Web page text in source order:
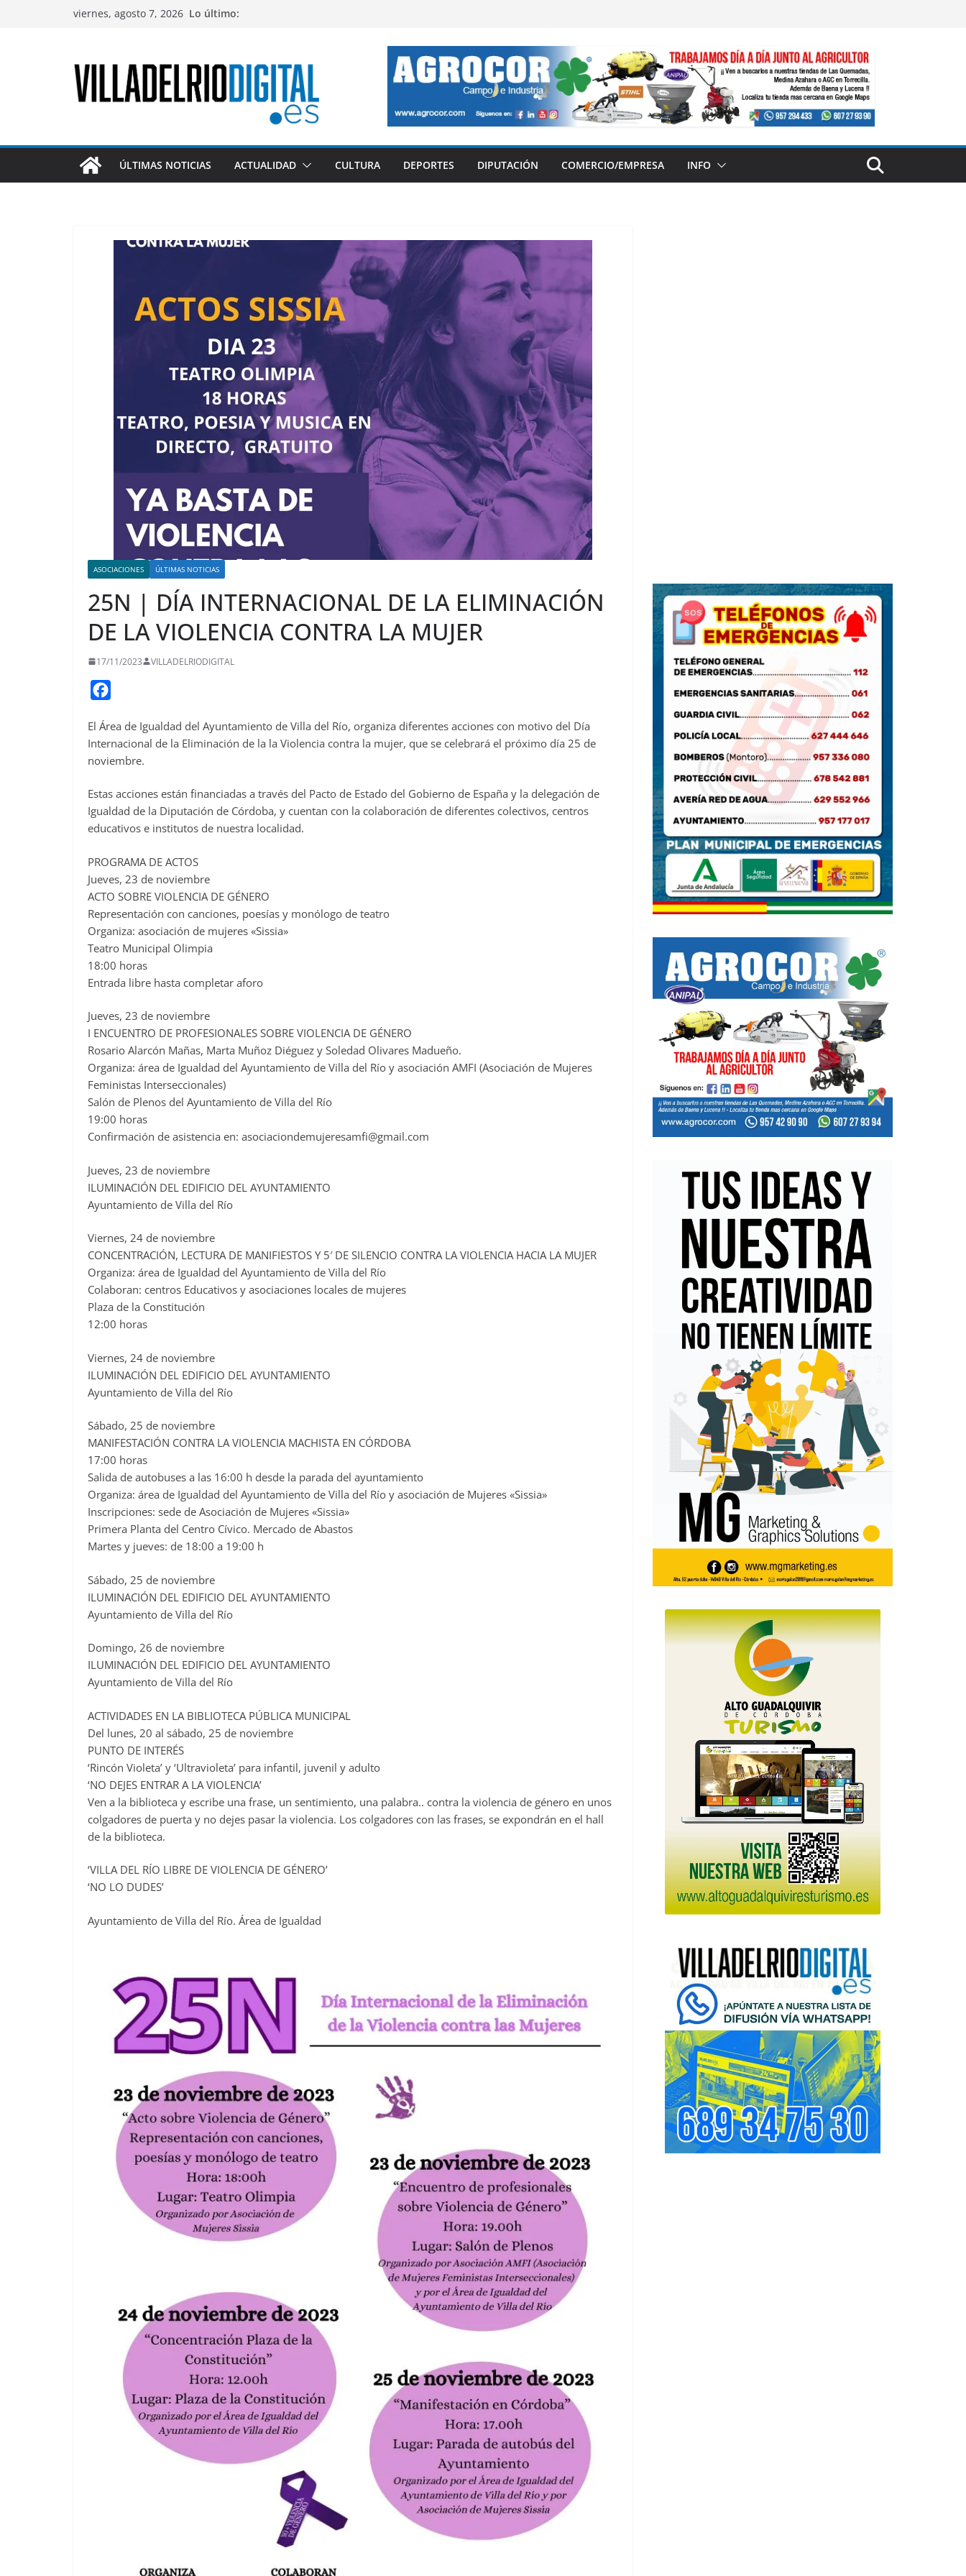
viernes, agosto 7, 2026 Lo último:
ÚLTIMAS NOTICIAS ACTUALIDAD CULTURA DEPORTES DIPUTACIÓN COMERCIO/EMPRESA INFO
ASOCIACIONES ÚLTIMAS NOTICIAS
25N | DÍA INTERNACIONAL DE LA ELIMINACIÓN
DE LA VIOLENCIA CONTRA LA MUJER
17/11/2023 VILLADELRIODIGITAL
c
e
o
o
k
El Área de Igualdad del Ayuntamiento de Villa del Río, organiza diferentes acciones con motivo del Día
Internacional de la Eliminación de la la Violencia contra la mujer, que se celebrará el próximo día 25 de
noviembre.
Estas acciones están financiadas a través del Pacto de Estado del Gobierno de España y la delegación de
Igualdad de la Diputación de Córdoba, y cuentan con la colaboración de diferentes colectivos, centros
educativos e institutos de nuestra localidad.
PROGRAMA DE ACTOS
Jueves, 23 de noviembre
ACTO SOBRE VIOLENCIA DE GÉNERO
Representación con canciones, poesías y monólogo de teatro
Organiza: asociación de mujeres «Sissia»
Teatro Municipal Olimpia
18:00 horas
Entrada libre hasta completar aforo
Jueves, 23 de noviembre
I ENCUENTRO DE PROFESIONALES SOBRE VIOLENCIA DE GÉNERO
Rosario Alarcón Mañas, Marta Muñoz Diéguez y Soledad Olivares Madueño.
Organiza: área de Igualdad del Ayuntamiento de Villa del Río y asociación AMFI (Asociación de Mujeres
Feministas Interseccionales)
Salón de Plenos del Ayuntamiento de Villa del Río
19:00 horas
Confirmación de asistencia en: asociaciondemujeresamfi@gmail.com
Jueves, 23 de noviembre
ILUMINACIÓN DEL EDIFICIO DEL AYUNTAMIENTO
Ayuntamiento de Villa del Río
Viernes, 24 de noviembre
CONCENTRACIÓN, LECTURA DE MANIFIESTOS Y 5′ DE SILENCIO CONTRA LA VIOLENCIA HACIA LA MUJER
Organiza: área de Igualdad del Ayuntamiento de Villa del Río
Colaboran: centros Educativos y asociaciones locales de mujeres
Plaza de la Constitución
12:00 horas
Viernes, 24 de noviembre
ILUMINACIÓN DEL EDIFICIO DEL AYUNTAMIENTO
Ayuntamiento de Villa del Río
Sábado, 25 de noviembre
MANIFESTACIÓN CONTRA LA VIOLENCIA MACHISTA EN CÓRDOBA
17:00 horas
Salida de autobuses a las 16:00 h desde la parada del ayuntamiento
Organiza: área de Igualdad del Ayuntamiento de Villa del Río y asociación de Mujeres «Sissia»
Inscripciones: sede de Asociación de Mujeres «Sissia»
Primera Planta del Centro Cívico. Mercado de Abastos
Martes y jueves: de 18:00 a 19:00 h
Sábado, 25 de noviembre
ILUMINACIÓN DEL EDIFICIO DEL AYUNTAMIENTO
Ayuntamiento de Villa del Río
Domingo, 26 de noviembre
ILUMINACIÓN DEL EDIFICIO DEL AYUNTAMIENTO
Ayuntamiento de Villa del Río
ACTIVIDADES EN LA BIBLIOTECA PÚBLICA MUNICIPAL
Del lunes, 20 al sábado, 25 de noviembre
PUNTO DE INTERÉS
‘Rincón Violeta’ y ‘Ultravioleta’ para infantil, juvenil y adulto
‘NO DEJES ENTRAR A LA VIOLENCIA’
Ven a la biblioteca y escribe una frase, un sentimiento, una palabra.. contra la violencia de género en unos
colgadores de puerta y no dejes pasar la violencia. Los colgadores con las frases, se expondrán en el hall
de la biblioteca.
‘VILLA DEL RÍO LIBRE DE VIOLENCIA DE GÉNERO’
‘NO LO DUDES’
Ayuntamiento de Villa del Río. Área de Igualdad